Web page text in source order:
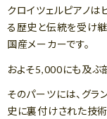
クロイツェルピアノは
る歴史と伝統を受け
国産メーカーです。
およそ5,000にも及ぶ
そのパーツには、グラ
史に裏付けされた技